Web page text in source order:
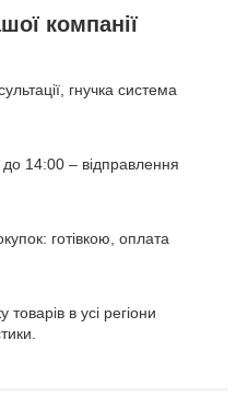
компанії
гнучка система
14:00 – відправлення
готівкою, оплата
в усі регіони